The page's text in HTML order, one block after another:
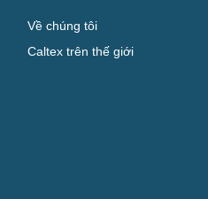
Về chúng tôi
Caltex trên thế giới